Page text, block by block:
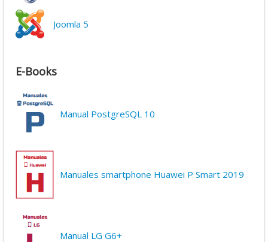
Joomla 5
E-Books
Manual PostgreSQL 10
Manuales smartphone Huawei P Smart 2019
Manual LG G6+